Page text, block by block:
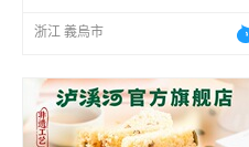
浙江 義烏市